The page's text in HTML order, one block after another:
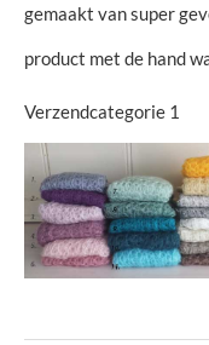
gemaakt van super
product met de hand
Verzendcategorie 1